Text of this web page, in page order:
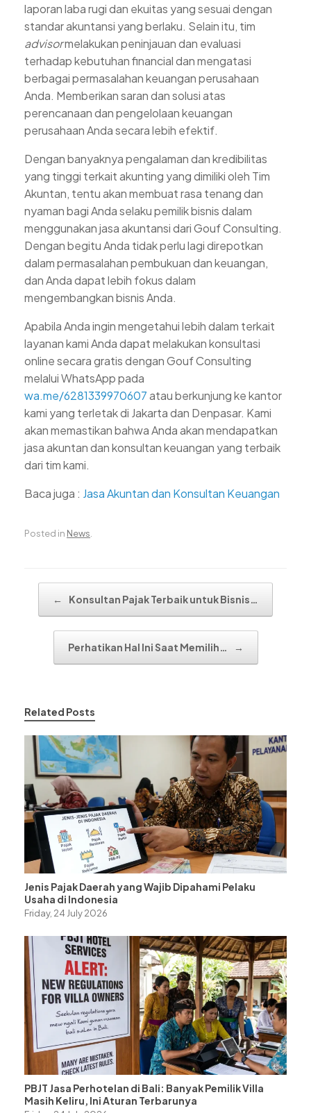
laporan laba rugi dan ekuitas yang sesuai dengan
standar akuntansi yang berlaku. Selain itu, tim
advisormelakukan peninjauan dan evaluasi
terhadap kebutuhan financial dan mengatasi
berbagai permasalahan keuangan perusahaan
Anda. Memberikan saran dan solusi atas
perencanaan dan pengelolaan keuangan
perusahaan Anda secara lebih efektif.
Dengan banyaknya pengalaman dan kredibilitas
yang tinggi terkait akunting yang dimiliki oleh Tim
Akuntan, tentu akan membuat rasa tenang dan
nyaman bagi Anda selaku pemilik bisnis dalam
menggunakan jasa akuntansi dari Gouf Consulting.
Dengan begitu Anda tidak perlu lagi direpotkan
dalam permasalahan pembukuan dan keuangan,
dan Anda dapat lebih fokus dalam
mengembangkan bisnis Anda.
Apabila Anda ingin mengetahui lebih dalam terkait
layanan kami Anda dapat melakukan konsultasi
online secara gratis dengan Gouf Consulting
melalui WhatsApp pada
wa.me/6281339970607atau berkunjung ke kantor
kami yang terletak di Jakarta dan Denpasar. Kami
akan memastikan bahwa Anda akan mendapatkan
jasa akuntan dan konsultan keuangan yang terbaik
dari tim kami.
Baca juga : Jasa Akuntan dan Konsultan Keuangan
Posted in News
← Konsultan Pajak Terbaik untuk Bisnis…
Perhatikan Hal Ini Saat Memilih… →
Related Posts
Jenis Pajak Daerah yang Wajib Dipahami Pelaku
Usaha di Indonesia
Friday, 24 July 2026
PBJT Jasa Perhotelan di Bali: Banyak Pemilik Villa
Masih Keliru, Ini Aturan Terbarunya